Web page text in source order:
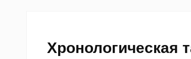
Хронологическая